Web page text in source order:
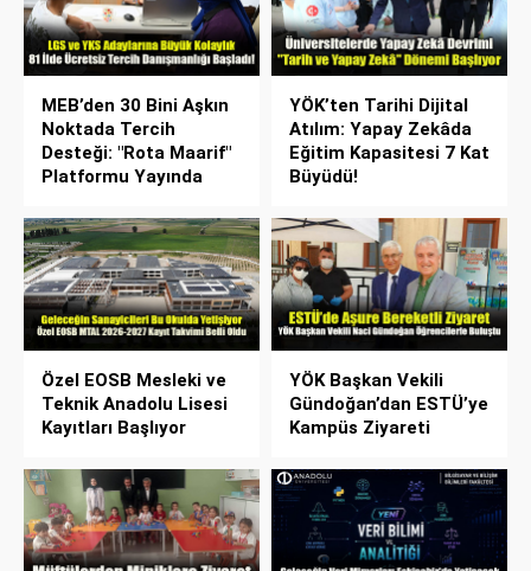
MEB’den 30 Bini Aşkın
Noktada Tercih
Desteği: "Rota Maarif"
Platformu Yayında
YÖK’ten Tarihi Dijital
Atılım: Yapay Zekâda
Eğitim Kapasitesi 7 Kat
Büyüdü!
Özel EOSB Mesleki ve
Teknik Anadolu Lisesi
Kayıtları Başlıyor
YÖK Başkan Vekili
Gündoğan’dan ESTÜ’ye
Kampüs Ziyareti